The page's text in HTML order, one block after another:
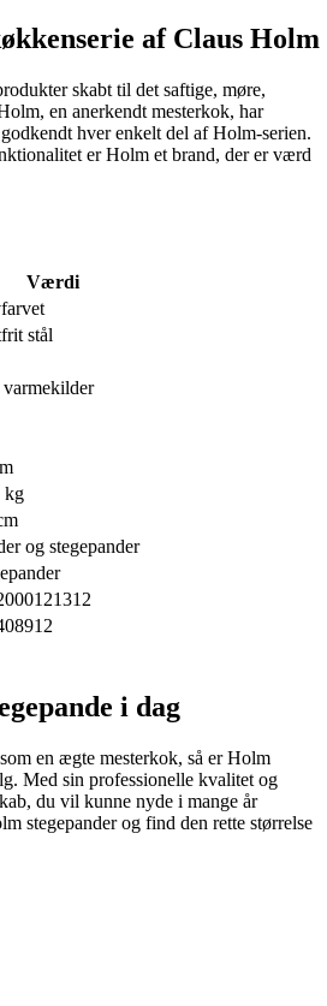
af Claus Holm
skabt til det saftige, møre,
en anerkendt mesterkok, har
hver enkelt del af Holm-serien.
er Holm et brand, der er værd
Værdi
stål
kg
og stegepander
i dag
en ægte mesterkok, så er Holm
Med sin professionelle kvalitet og
du vil kunne nyde i mange år
stegepander og find den rette størrelse